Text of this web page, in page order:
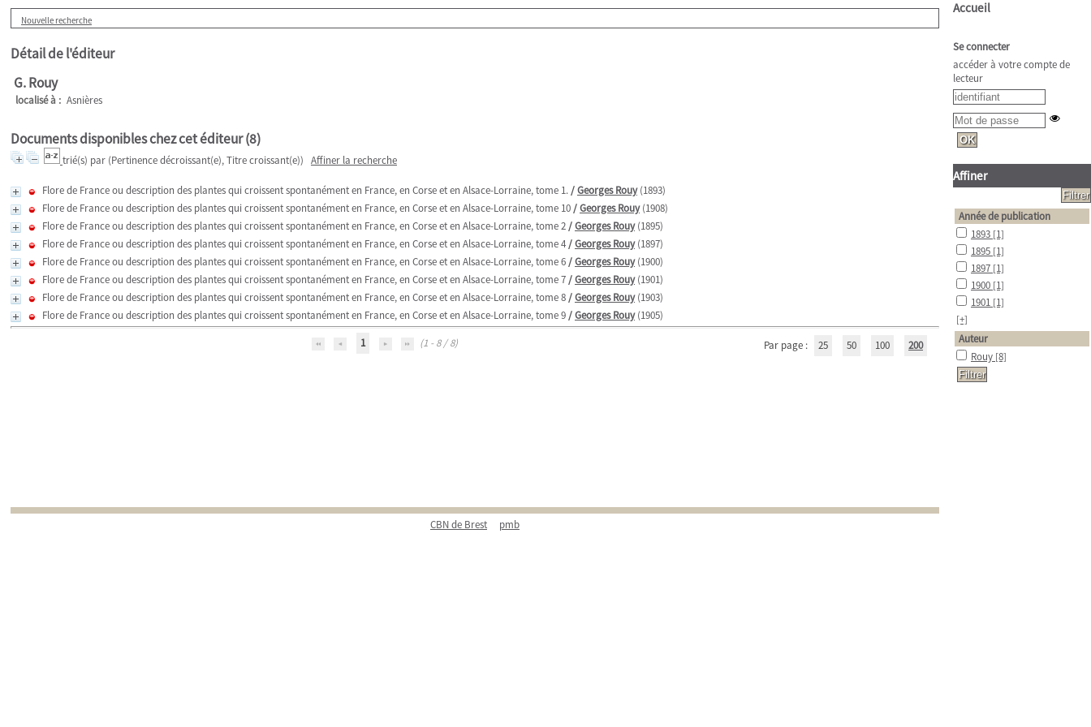
Nouvelle recherche
Détail de l'éditeur
G. Rouy
localisé à : Asnières
Documents disponibles chez cet éditeur (8)
trié(s) par (Pertinence décroissant(e), Titre croissant(e)) Affiner la recherche
Flore de France ou description des plantes qui croissent spontanément en France, en Corse et en Alsace-Lorraine, tome 1./Georges Rouy(1893)
Flore de France ou description des plantes qui croissent spontanément en France, en Corse et en Alsace-Lorraine, tome 10/Georges Rouy(1908)
Flore de France ou description des plantes qui croissent spontanément en France, en Corse et en Alsace-Lorraine, tome 2/Georges Rouy(1895)
Flore de France ou description des plantes qui croissent spontanément en France, en Corse et en Alsace-Lorraine, tome 4/Georges Rouy(1897)
Flore de France ou description des plantes qui croissent spontanément en France, en Corse et en Alsace-Lorraine, tome 6/Georges Rouy(1900)
Flore de France ou description des plantes qui croissent spontanément en France, en Corse et en Alsace-Lorraine, tome 7/Georges Rouy(1901)
Flore de France ou description des plantes qui croissent spontanément en France, en Corse et en Alsace-Lorraine, tome 8/Georges Rouy(1903)
Flore de France ou description des plantes qui croissent spontanément en France, en Corse et en Alsace-Lorraine, tome 9/Georges Rouy(1905)
1
(1 - 8 / 8) Par page : 25 50 100 200
CBN de Brest pmb
Accueil
Se connecter
accéder à votre compte de
lecteur
Affiner
Année de publication
1893 [1]
1895 [1]
1897 [1]
1900 [1]
1901 [1]
[+]
Auteur
Rouy [8]